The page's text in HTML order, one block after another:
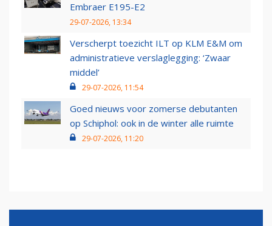
Embraer E195-E2
29-07-2026, 13:34
Verscherpt toezicht ILT op KLM E&M om
administratieve verslaglegging: ‘Zwaar
middel’
29-07-2026, 11:54
Goed nieuws voor zomerse debutanten
op Schiphol: ook in de winter alle ruimte
29-07-2026, 11:20